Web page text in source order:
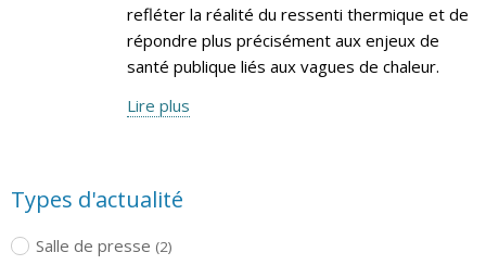
refléter la réalité du ressenti thermique et de
répondre plus précisément aux enjeux de
santé publique liés aux vagues de chaleur.
Lire plus
Types d'actualité
Salle de presse (2)